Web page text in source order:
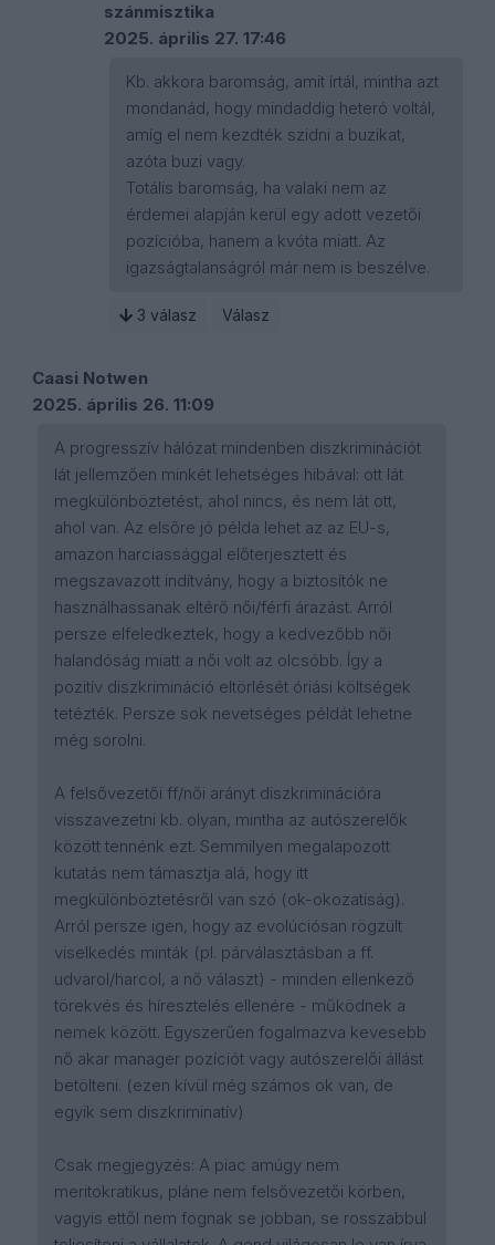
szánmisztika
2025. április 27. 17:46
Kb. akkora baromság, amit írtál, mintha azt
mondanád, hogy mindaddig heteró voltál,
amíg el nem kezdték szidni a buzikat,
azóta buzi vagy.
Totális baromság, ha valaki nem az
érdemei alapján kerül egy adott vezetői
pozícióba, hanem a kvóta miatt. Az
igazságtalanságról már nem is beszélve.
3 válasz Válasz
Caasi Notwen
2025. április 26. 11:09
A progresszív hálózat mindenben diszkriminációt
lát jellemzően minkét lehetséges hibával: ott lát
megkülönböztetést, ahol nincs, és nem lát ott,
ahol van. Az elsőre jó példa lehet az az EU-s,
amazon harciassággal előterjesztett és
megszavazott indítvány, hogy a biztosítók ne
használhassanak eltérő női/férfi árazást. Arról
persze elfeledkeztek, hogy a kedvezőbb női
halandóság miatt a női volt az olcsóbb. Így a
pozitív diszkrimináció eltörlését óriási költségek
tetézték. Persze sok nevetséges példát lehetne
még sorolni.
A felsővezetői ff/női arányt diszkriminációra
visszavezetni kb. olyan, mintha az autószerelők
között tennénk ezt. Semmilyen megalapozott
kutatás nem támasztja alá, hogy itt
megkülönböztetésről van szó (ok-okozatiság).
Arról persze igen, hogy az evolúciósan rögzült
viselkedés minták (pl. párválasztásban a ff.
udvarol/harcol, a nő választ) - minden ellenkező
törekvés és híresztelés ellenére - működnek a
nemek között. Egyszerűen fogalmazva kevesebb
nő akar manager pozíciót vagy autószerelői állást
betölteni. (ezen kívül még számos ok van, de
egyik sem diszkriminatív)
Csak megjegyzés: A piac amúgy nem
meritokratikus, pláne nem felsővezetői körben,
vagyis ettől nem fognak se jobban, se rosszabbul